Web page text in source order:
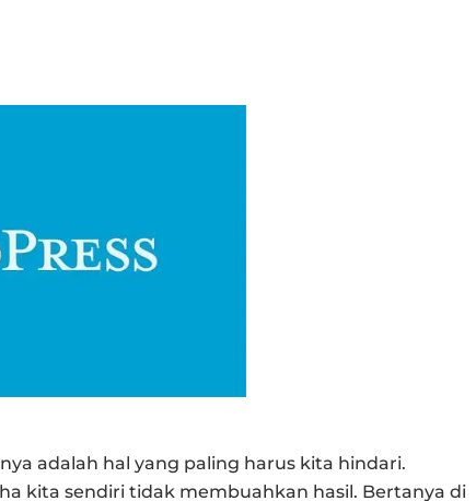
adalah hal yang paling harus kita hindari.
kita sendiri tidak membuahkan hasil. Bertanya di